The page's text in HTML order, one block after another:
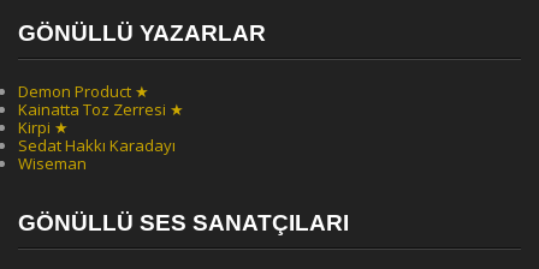
GÖNÜLLÜ YAZARLAR
Demon Product ★
Kainatta Toz Zerresi ★
Kirpi ★
Sedat Hakkı Karadayı
Wiseman
GÖNÜLLÜ SES SANATÇILARI